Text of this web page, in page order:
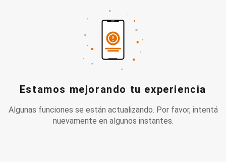
Estamos mejorando tu experiencia
Algunas funciones se están actualizando. Por favor, intentá
nuevamente en algunos instantes.